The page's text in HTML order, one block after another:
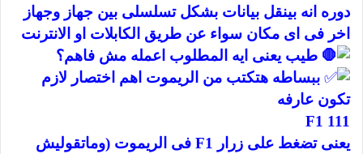
دوره انه بينقل بيانات بشكل تسلسلى بين جهاز وجهاز
اخر فى اى مكان سواء عن طريق الكابلات او الانترنت
طيب يعنى ايه المطلوب اعمله مش فاهم؟
ببساطه هتكتب من الريموت اهم اختصار لازم
تكون عارفه
F1 111
يعنى تضغط على زرار F1 فى الريموت (وماتقوليش